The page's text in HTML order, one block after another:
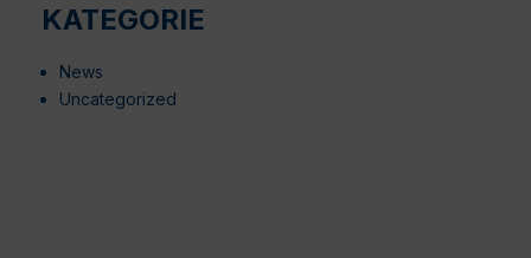
KATEGORIE
News
Uncategorized